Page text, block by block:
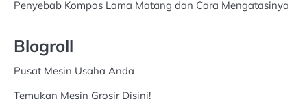
Penyebab Kompos Lama Matang dan Cara Mengatasinya
Blogroll
Pusat Mesin Usaha Anda
Temukan Mesin Grosir Disini!